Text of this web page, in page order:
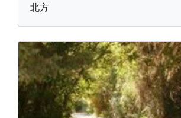
北方